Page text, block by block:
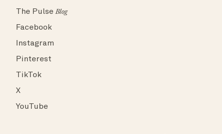
The PulseBlog
Facebook
Instagram
Pinterest
TikTok
X
YouTube